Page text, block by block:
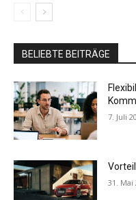
BELIEBTE BEITRÄGE
7. Juli
31. Mai